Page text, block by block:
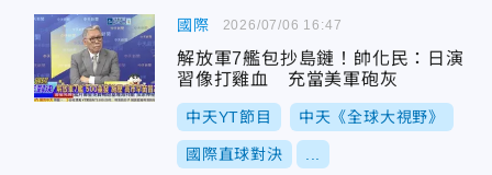
國際
解放軍7艦包抄島鏈！帥化民：日演
習像打雞血 充當美軍砲灰
中天YT節目 中天《全球大視野》
國際直球對決
2026/07/06 16:47